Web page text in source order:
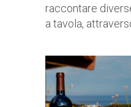
raccontare
a tavola,